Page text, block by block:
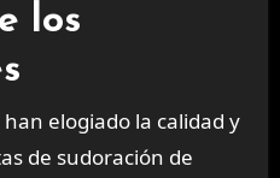
los
elogiado la calidad y
de sudoración de